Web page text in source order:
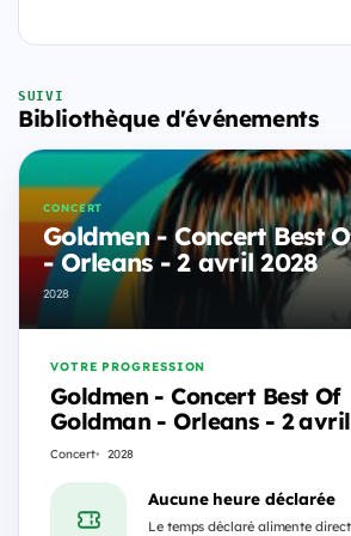
SUIVI
Bibliothèque d'événements
CONCERT
Goldmen - Concert Best
- Orleans - 2 avril 2028
2028
VOTRE PROGRESSION
Goldmen - Concert Best Of
Goldman - Orleans - 2 avril
2028
Concert 2028
Aucune heure déclarée
Le temps déclaré alimente